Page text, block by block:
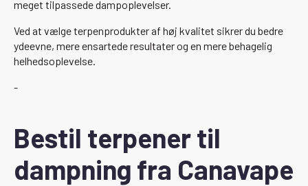
meget tilpassede dampoplevelser.
Ved at vælge terpenprodukter af høj kvalitet sikrer du bedre
ydeevne, mere ensartede resultater og en mere behagelig
helhedsoplevelse.
-
Bestil terpener til
dampning fra Canavape